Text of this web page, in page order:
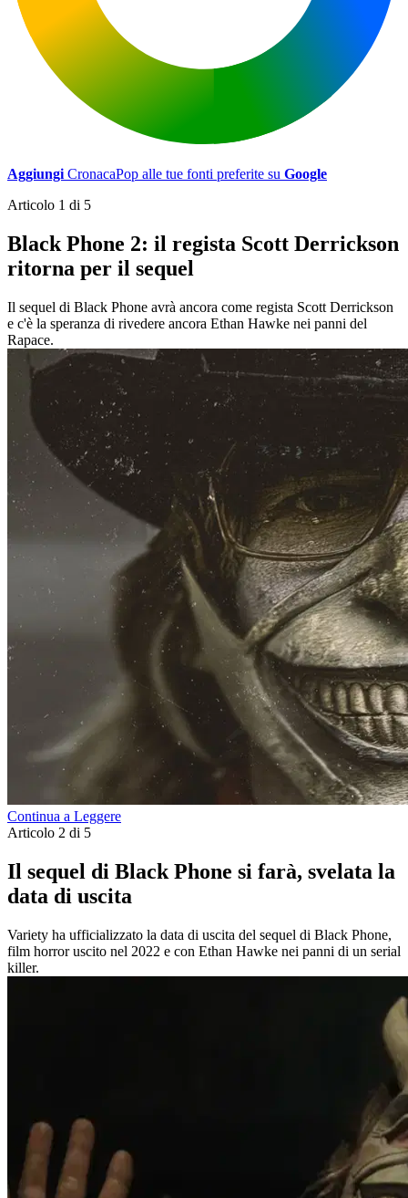
Aggiungi CronacaPop alle tue fonti preferite su Google
Articolo 1 di 5
Black Phone 2: il regista Scott Derrickson
ritorna per il sequel
Il sequel di Black Phone avrà ancora come regista Scott Derrickson
e c'è la speranza di rivedere ancora Ethan Hawke nei panni del
Rapace.
Continua a Leggere
Articolo 2 di 5
Il sequel di Black Phone si farà, svelata la
data di uscita
Variety ha ufficializzato la data di uscita del sequel di Black Phone,
film horror uscito nel 2022 e con Ethan Hawke nei panni di un serial
killer.